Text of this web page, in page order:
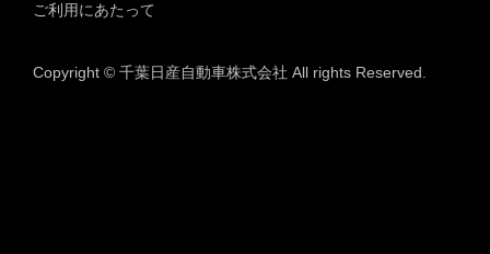
ご利用にあたって
Copyright © 千葉日産自動車株式会社 All rights Reserved.